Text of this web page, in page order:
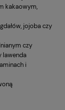
kakaowym,
jojoba czy
czy
lawenda
i